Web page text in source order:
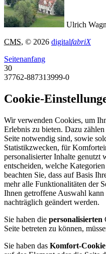
Ulrich
CMS, © 2026 digitalfabriX
Seitenanfang
30
37762-887313999-0
Cookie-
Wir verwenden Cookies, um
Erlebnis zu bieten. Dazu
Seite notwendig sind, sowie
Statistikzwecken, für
personalisierter Inhalte genutzt
entscheiden, welche
beachten Sie, dass auf Basis
mehr alle Funktionalitäten der
Ihnen getroffene Auswahl kann
nachträglich geändert werden.
Sie haben die personalisierten
Seite betreten zu können,
Sie haben das Komfort-Cookie